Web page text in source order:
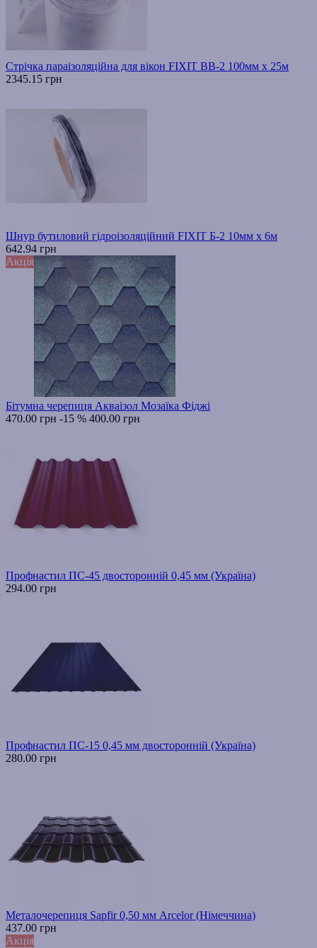
Стрічка параізоляційна для вікон FIXIT ВВ-2 100мм х 25м
2345.15 грн
Шнур бутиловий гідроізоляційний FIXIT Б-2 10мм х 6м
642.94 грн
Акція
Бітумна черепиця Акваізол Мозаїка Фіджі
470.00 грн -15 % 400.00 грн
Профнастил ПС-45 двосторонній 0,45 мм (Україна)
294.00 грн
Профнастил ПС-15 0,45 мм двосторонній (Україна)
280.00 грн
Металочерепиця Sapfir 0,50 мм Arcelor (Німеччина)
437.00 грн
Акція